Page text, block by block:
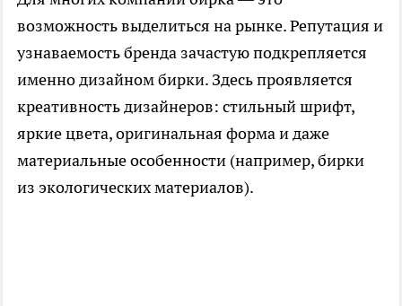
возможность выделиться на рынке. Репутация и
узнаваемость бренда зачастую подкрепляется
именно дизайном бирки. Здесь проявляется
креативность дизайнеров: стильный шрифт,
яркие цвета, оригинальная форма и даже
материальные особенности (например, бирки
из экологических материалов).